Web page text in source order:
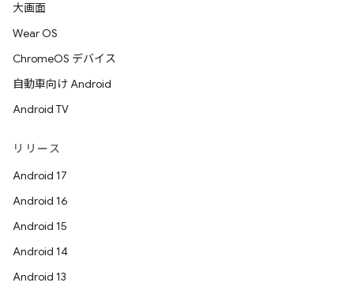
大画面
Wear OS
ChromeOS デバイス
自動車向け Android
Android TV
リリース
Android 17
Android 16
Android 15
Android 14
Android 13